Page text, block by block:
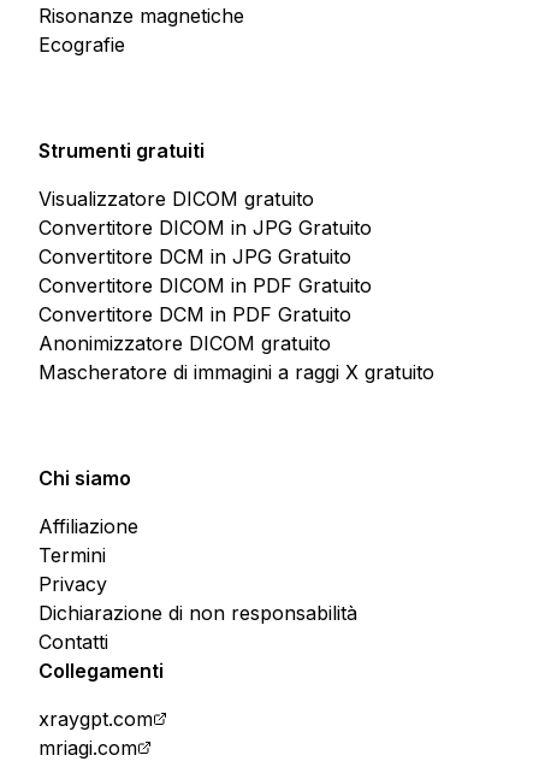
Risonanze magnetiche
Ecografie
Strumenti gratuiti
Visualizzatore DICOM gratuito
Convertitore DICOM in JPG Gratuito
Convertitore DCM in JPG Gratuito
Convertitore DICOM in PDF Gratuito
Convertitore DCM in PDF Gratuito
Anonimizzatore DICOM gratuito
Mascheratore di immagini a raggi X gratuito
Chi siamo
Affiliazione
Termini
Privacy
Dichiarazione di non responsabilità
Contatti
Collegamenti
xraygpt.com
mriagi.com